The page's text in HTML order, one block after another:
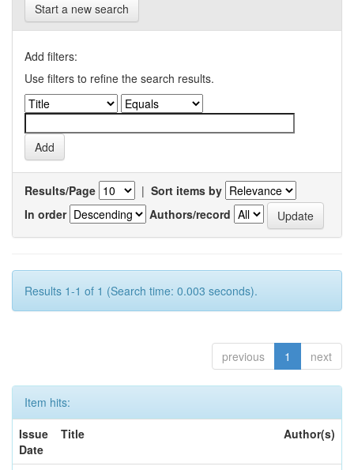
Start a new search
Add filters:
Use filters to refine the search results.
Results/Page | Sort items by
In order
Authors/record
Results 1-1 of 1 (Search time: 0.003 seconds).
previous 1 next
Item hits:
Issue
Date
Title Author(s)